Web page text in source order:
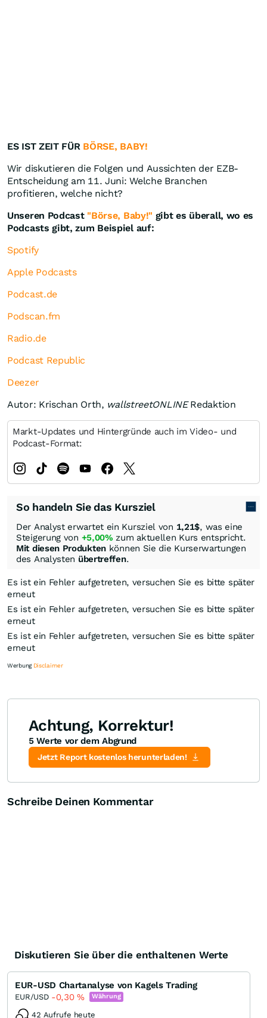
ES IST ZEIT FÜR BÖRSE, BABY!
Wir diskutieren die Folgen und Aussichten der EZB-
Entscheidung am 11. Juni: Welche Branchen
profitieren, welche nicht?
Unseren Podcast "Börse, Baby!" gibt es überall, wo es
Podcasts gibt, zum Beispiel auf:
Spotify
Apple Podcasts
Podcast.de
Podscan.fm
Radio.de
Podcast Republic
Deezer
Autor: Krischan Orth, wallstreetONLINERedaktion
Markt-Updates und Hintergründe auch im Video- und
Podcast-Format:
So handeln Sie das Kursziel
Der Analyst erwartet ein Kursziel von 1,21$, was eine
Steigerung von +5,00% zum aktuellen Kurs entspricht.
Mit diesen Produkten können Sie die Kurserwartungen
des Analysten übertreffen.
Es ist ein Fehler aufgetreten, versuchen Sie es bitte später
erneut
Es ist ein Fehler aufgetreten, versuchen Sie es bitte später
erneut
Es ist ein Fehler aufgetreten, versuchen Sie es bitte später
erneut
Knock-Out-Suche
Optionsschein-Suche
Zertifikate-Suche
Werbung Disclaimer
Achtung, Korrektur!
5 Werte vor dem Abgrund
Jetzt Report kostenlos herunterladen!
Schreibe Deinen Kommentar
Diskutieren Sie über die enthaltenen Werte
EUR-USD Chartanalyse von Kagels Trading
EUR/USD -0,30% Währung
42 Aufrufe heute